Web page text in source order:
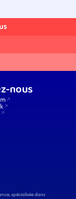
spécialisée dans
nous